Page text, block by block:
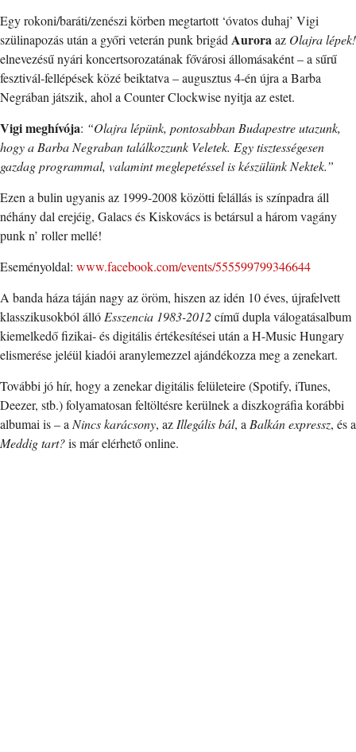
Egy rokoni/baráti/zenészi körben megtartott ‘óvatos duhaj’ Vigi
szülinapozás után a győri veterán punk brigád Auroraaz Olajra lépek!
elnevezésű nyári koncertsorozatának fővárosi állomásaként – a sűrű
fesztivál-fellépések közé beiktatva – augusztus 4-én újra a Barba
Negrában játszik, ahol a Counter Clockwise nyitja az estet.
Vigi meghívója: “Olajra lépünk, pontosabban Budapestre utazunk,
hogy a Barba Negraban találkozzunk Veletek. Egy tisztességesen
gazdag programmal, valamint meglepetéssel is készülünk Nektek.”
Ezen a bulin ugyanis az 1999-2008 közötti felállás is színpadra áll
néhány dal erejéig, Galacs és Kiskovács is betársul a három vagány
punk n’ roller mellé!
Eseményoldal: www.facebook.com/events/555599799346644
A banda háza táján nagy az öröm, hiszen az idén 10 éves, újrafelvett
klasszikusokból álló Esszencia 1983-2012című dupla válogatásalbum
kiemelkedő fizikai- és digitális értékesítései után a H-Music Hungary
elismerése jeléül kiadói aranylemezzel ajándékozza meg a zenekart.
További jó hír, hogy a zenekar digitális felületeire (Spotify, iTunes,
Deezer, stb.) folyamatosan feltöltésre kerülnek a diszkográfia korábbi
albumai is – a Nincs karácsony, az Illegális bál, a Balkán expressz, és a
Meddig tart?is már elérhető online.